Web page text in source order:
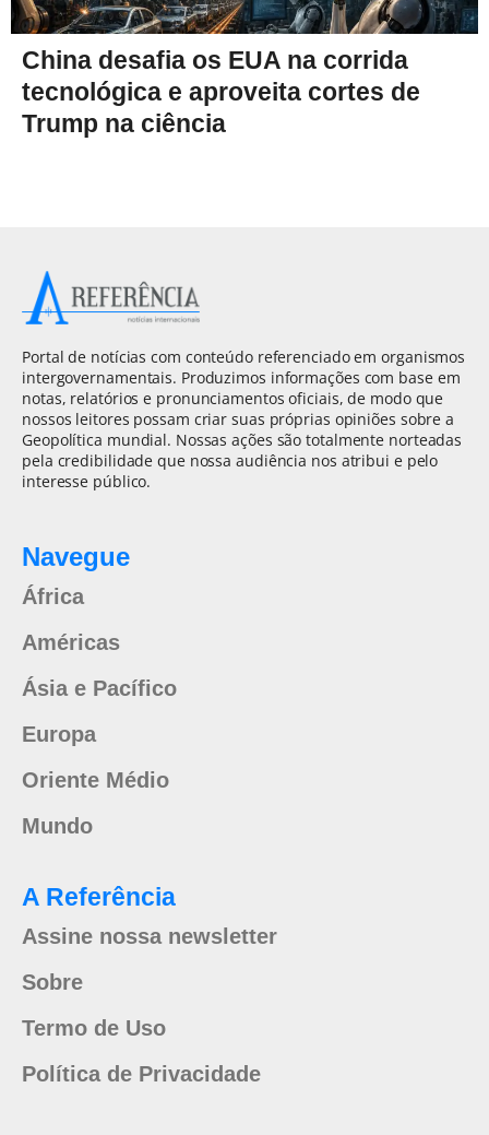
China desafia os EUA na corrida
tecnológica e aproveita cortes de
Trump na ciência
Portal de notícias com conteúdo referenciado em organismos
intergovernamentais. Produzimos informações com base em
notas, relatórios e pronunciamentos oficiais, de modo que
nossos leitores possam criar suas próprias opiniões sobre a
Geopolítica mundial. Nossas ações são totalmente norteadas
pela credibilidade que nossa audiência nos atribui e pelo
interesse público.
Navegue
África
Américas
Ásia e Pacífico
Europa
Oriente Médio
Mundo
A Referência
Assine nossa newsletter
Sobre
Termo de Uso
Política de Privacidade